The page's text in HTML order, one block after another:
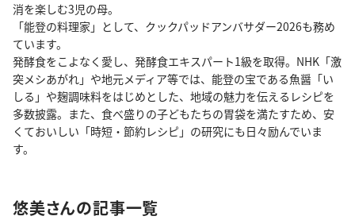
消を楽しむ3児の母。
「能登の料理家」として、クックパッドアンバサダー2026も務め
ています。
発酵食をこよなく愛し、発酵食エキスパート1級を取得。NHK「激
突メシあがれ」や地元メディア等では、能登の宝である魚醤「い
しる」や麹調味料をはじめとした、地域の魅力を伝えるレシピを
多数披露。また、食べ盛りの子どもたちの胃袋を満たすため、安
くておいしい「時短・節約レシピ」の研究にも日々励んでいま
す。
悠美さんの記事一覧